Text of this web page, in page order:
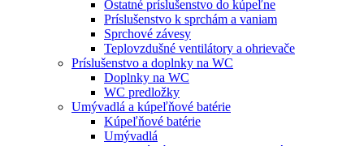
Ostatné príslušenstvo do kúpeľne
Príslušenstvo k sprchám a vaniam
Sprchové závesy
Teplovzdušné ventilátory a ohrievače
Príslušenstvo a doplnky na WC
Doplnky na WC
WC predložky
Umývadlá a kúpeľňové batérie
Kúpeľňové batérie
Umývadlá